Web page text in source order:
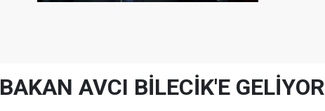
BAKAN AVCI BİLECİK'E GELİYOR